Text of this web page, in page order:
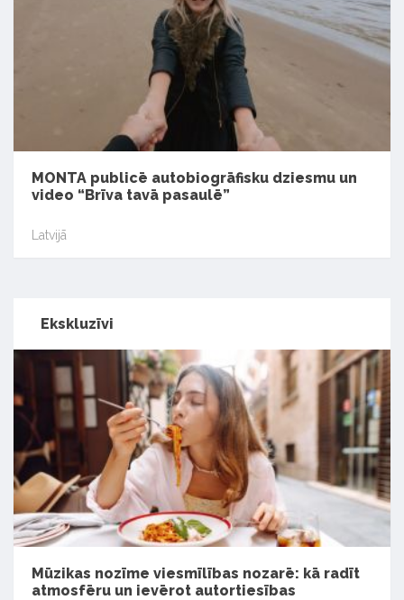
MONTA publicē autobiogrāfisku dziesmu un
video “Brīva tavā pasaulē”
Latvijā
Ekskluzīvi
Mūzikas nozīme viesmīlības nozarē: kā radīt
atmosfēru un ievērot autortiesības